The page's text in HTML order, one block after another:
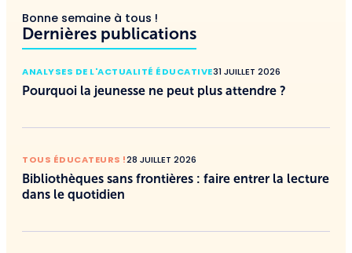
Bonne semaine à tous !
Dernières publications
ANALYSES DE L'ACTUALITÉ ÉDUCATIVE31 JUILLET 2026
Pourquoi la jeunesse ne peut plus attendre ?
TOUS ÉDUCATEURS !28 JUILLET 2026
Bibliothèques sans frontières : faire entrer la lecture
dans le quotidien